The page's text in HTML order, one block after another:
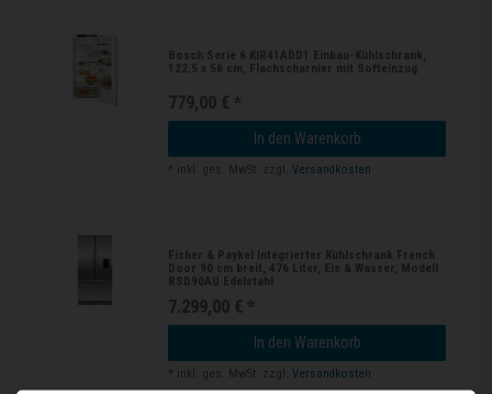
Bosch Serie 6 KIR41ADD1 Einbau-Kühlschrank,
122.5 x 56 cm, Flachscharnier mit Softeinzug
779,00 € *
In den Warenkorb
* inkl. ges. MwSt. zzgl.Versandkosten
Fisher & Paykel Integrierter Kühlschrank French
Door 90 cm breit, 476 Liter, Eis & Wasser, Modell
RSD90AU Edelstahl
7.299,00 € *
In den Warenkorb
* inkl. ges. MwSt. zzgl.Versandkosten